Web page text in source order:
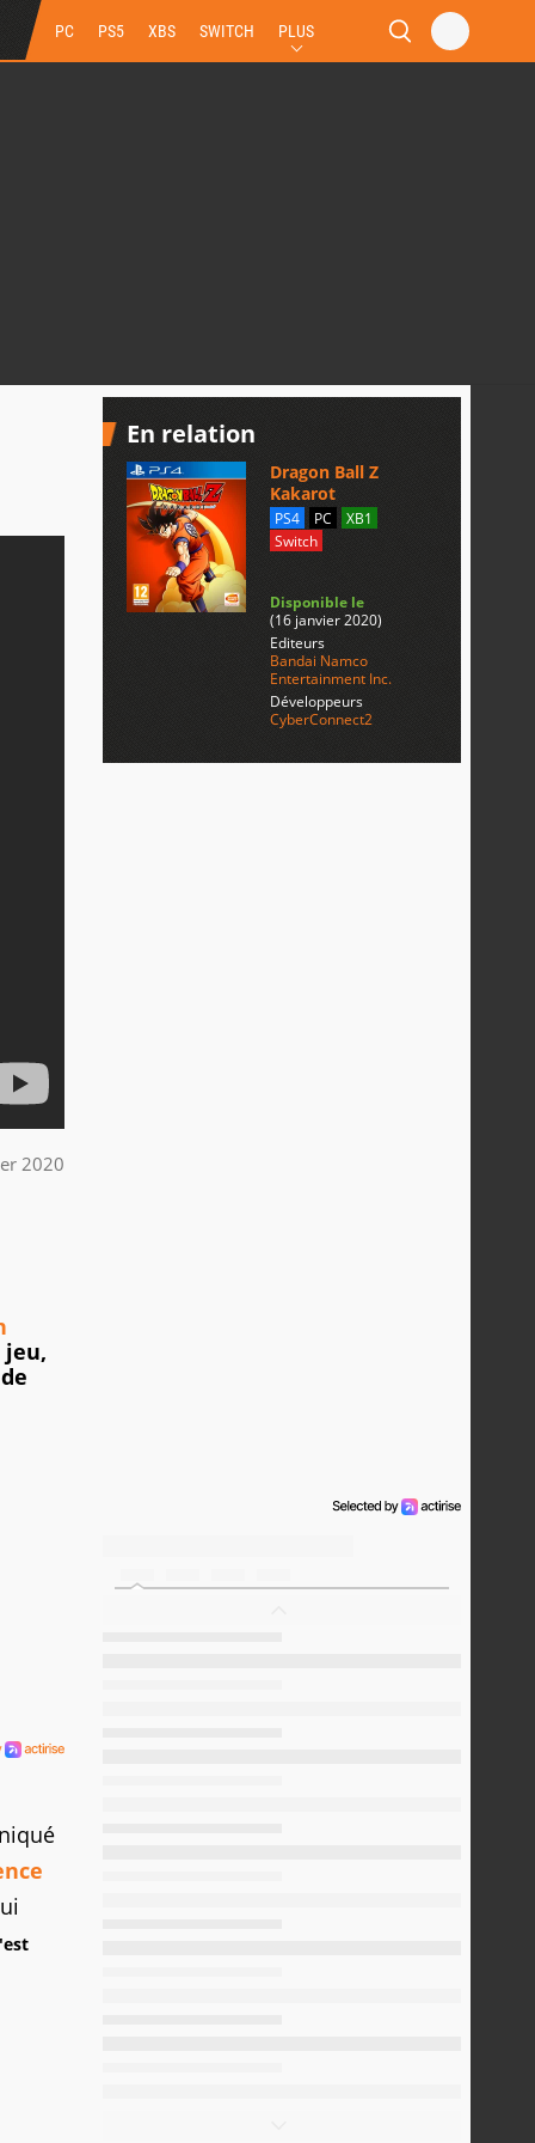
PC PS5 XBS SWITCH PLUS
2020
jeu,
En relation
Dragon Ball Z
Kakarot
PS4 PC
XB1
Switch
Disponible le
(16 janvier 2020)
Editeurs
Bandai Namco
Entertainment Inc.
Développeurs
CyberConnect2